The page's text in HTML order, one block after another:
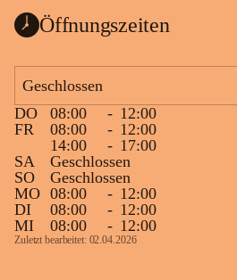
Öffnungszeiten
Geschlossen
DO
08:00 - 12:00
FR
08:00 - 12:00
14:00
- 17:00
SA
Geschlossen
SO
Geschlossen
MO 08:00 - 12:00
DI
08:00 - 12:00
MI
08:00 - 12:00
Zuletzt bearbeitet: 02.04.2026